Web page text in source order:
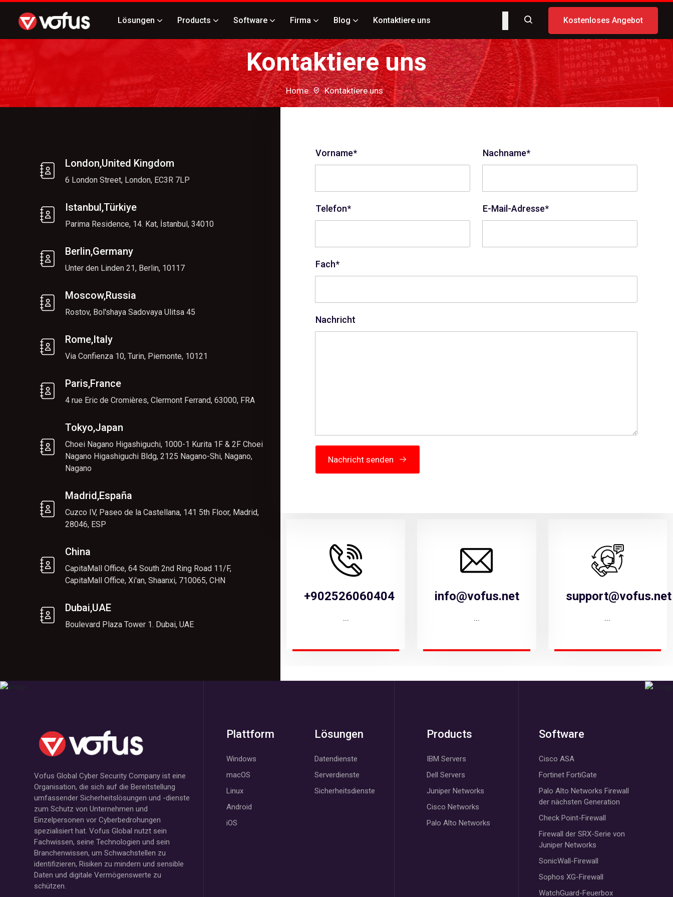
Lösungen Products Software Firma Blog Kontaktiere uns Kostenloses Angebot
Kontaktiere uns
Home Kontaktiere uns
London,United Kingdom
6 London Street, London, EC3R 7LP
Istanbul,Türkiye
Parima Residence, 14. Kat, İstanbul, 34010
Berlin,Germany
Unter den Linden 21, Berlin, 10117
Moscow,Russia
Rostov, Bol'shaya Sadovaya Ulitsa 45
Rome,Italy
Via Confienza 10, Turin, Piemonte, 10121
Paris,France
4 rue Eric de Cromières, Clermont Ferrand, 63000, FRA
Tokyo,Japan
Choei Nagano Higashiguchi, 1000-1 Kurita 1F & 2F Choei
Nagano Higashiguchi Bldg, 2125 Nagano-Shi, Nagano,
Nagano
Madrid,España
Cuzco IV, Paseo de la Castellana, 141 5th Floor, Madrid,
28046, ESP
China
CapitaMall Office, 64 South 2nd Ring Road 11/F,
CapitaMall Office, Xi'an, Shaanxi, 710065, CHN
Dubai,UAE
Boulevard Plaza Tower 1. Dubai, UAE
Vorname* Nachname*
Telefon* E-Mail-Adresse*
Fach*
Nachricht
Nachricht senden
+902526060404
...
info@vofus.net
...
support@vofus.net
...
Vofus Global Cyber Security Company ist eine
Organisation, die sich auf die Bereitstellung
umfassender Sicherheitslösungen und -dienste
zum Schutz von Unternehmen und
Einzelpersonen vor Cyberbedrohungen
spezialisiert hat. Vofus Global nutzt sein
Fachwissen, seine Technologien und sein
Branchenwissen, um Schwachstellen zu
identifizieren, Risiken zu mindern und sensible
Daten und digitale Vermögenswerte zu
schützen.
Plattform
Windows
macOS
Linux
Android
iOS
Lösungen
Datendienste
Serverdienste
Sicherheitsdienste
Products
IBM Servers
Dell Servers
Juniper Networks
Cisco Networks
Palo Alto Networks
Software
Cisco ASA
Fortinet FortiGate
Palo Alto Networks Firewall
der nächsten Generation
Check Point-Firewall
Firewall der SRX-Serie von
Juniper Networks
SonicWall-Firewall
Sophos XG-Firewall
WatchGuard-Feuerbox